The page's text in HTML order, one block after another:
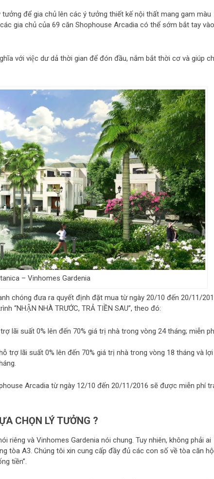
để gia chủ lên các ý tưởng thiết kế nội thất mang gam màu
gia chủ của 69 căn Shophouse Arcadia có thể sớm bắt tay vào
với việc dư dả thời gian để đón đầu, nắm bắt thời cơ và giúp
– Vinhomes Gardenia
chóng đưa ra quyết định đặt mua từ ngày 20/10 đến 20/11/
“NHẬN NHÀ TRƯỚC, TRẢ TIỀN SAU”, theo đó:
lãi suất 0% lên đến 70% giá trị nhà trong vòng 24 tháng; miễn
trợ lãi suất 0% lên đến 70% giá trị nhà trong vòng 18 tháng và lợi
Arcadia từ ngày 12/10 đến 20/11/2016 sẽ được miễn phí
CHỌN LÝ TƯỞNG ?
riêng và Vinhomes Gardenia nói chung. Tuy nhiên, không phải ai
tòa A3. Chúng tôi xin cung cấp đầy đủ các con số về tòa căn hộ
tiền”.